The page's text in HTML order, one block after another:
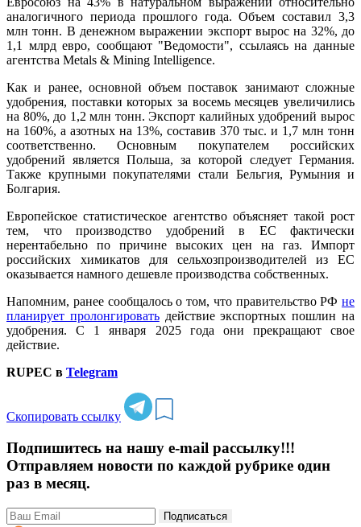
аналогичного периода прошлого года. Объем составил 3,3
млн тонн. В денежном выражении экспорт вырос на 32%, до
1,1 млрд евро, сообщают "Ведомости", ссылаясь на данные
агентства Metals & Mining Intelligence.
Как и ранее, основной объем поставок занимают сложные
удобрения, поставки которых за восемь месяцев увеличились
на 80%, до 1,2 млн тонн. Экспорт калийных удобрений вырос
на 160%, а азотных на 13%, составив 370 тыс. и 1,7 млн тонн
соответственно. Основным покупателем российских
удобрений является Польша, за которой следует Германия.
Также крупными покупателями стали Бельгия, Румыния и
Болгария.
Европейское статистическое агентство объясняет такой рост
тем, что производство удобрений в ЕС фактически
нерентабельно по причине высоких цен на газ. Импорт
российских химикатов для сельхозпроизводителей из ЕС
оказывается намного дешевле производства собственных.
Напомним, ранее сообщалось о том, что правительство РФ не
планирует пролонгироватьдействие экспортных пошлин на
удобрения. С 1 января 2025 года они прекращают свое
действие.
RUPEC в Telegram
Скопировать ссылку
Подпишитесь на нашу e-mail рассылку!!!
Отправляем новости по каждой рубрике один
раз в месяц.
Подписаться